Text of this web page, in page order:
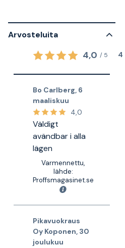
Arvosteluita
4,0 / 5 4
Bo Carlberg 6
maaliskuu
4,0
Väldigt
avändbar i alla
lägen
Varmennettu,
lähde:
Proffsmagasinet.se
Pikavuokraus
Oy Koponen 30
joulukuu